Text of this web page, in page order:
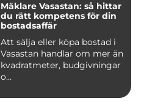
Mäklare Vasastan: så hittar
du rätt kompetens för din
bostadsaffär
Att sälja eller köpa bostad i
Vasastan handlar om mer än
kvadratmeter, budgivningar
o...